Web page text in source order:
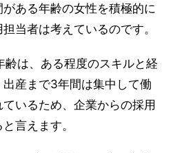
ある年齢の女性を積極的に
当者は考えているのです。
は、ある程度のスキルと経
産まで3年間は集中して働
いるため、企業からの採用
言えます。